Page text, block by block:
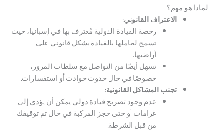
لماذا هو مهم؟
الاعتراف القانوني:
رخصة القيادة الدولية مُعترف بها في إسبانيا، حيث
تسمح لحاملها بالقيادة بشكل قانوني على
أراضيها.
تسهل أيضًا من التواصل مع سلطات المرور،
خصوصًا في حال حدوث حوادث أو استفسارات.
تجنب المشاكل القانونية:
عدم وجود تصريح قيادة دولي يمكن أن يؤدي إلى
غرامات أو حتى حجز المركبة في حال تم توقيفك
من قبل الشرطة.